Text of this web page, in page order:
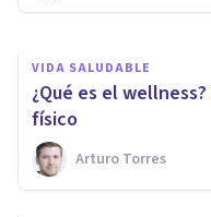
VIDA SALUDABLE
​¿Qué es el
físico
Arturo Torres